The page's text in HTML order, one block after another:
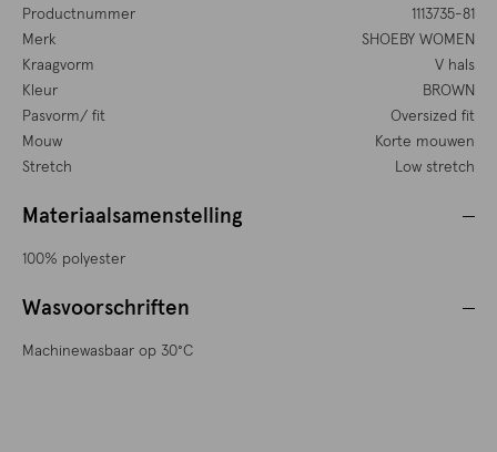
Productnummer
1113735-81
Merk
SHOEBY WOMEN
Kraagvorm
V hals
Kleur
BROWN
Pasvorm/ fit
Oversized fit
Mouw
Korte mouwen
Stretch
Low stretch
Materiaalsamenstelling
100% polyester
Wasvoorschriften
Machinewasbaar op 30°C